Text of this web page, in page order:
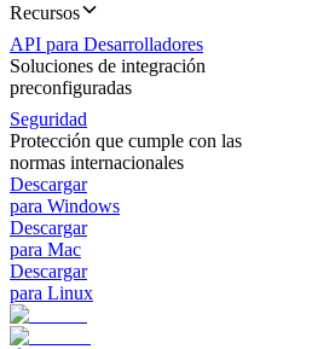
Recursos
API para Desarrolladores
Soluciones de integración
preconfiguradas
Seguridad
Protección que cumple con las
normas internacionales
Descargar
para Windows
Descargar
para Mac
Descargar
para Linux